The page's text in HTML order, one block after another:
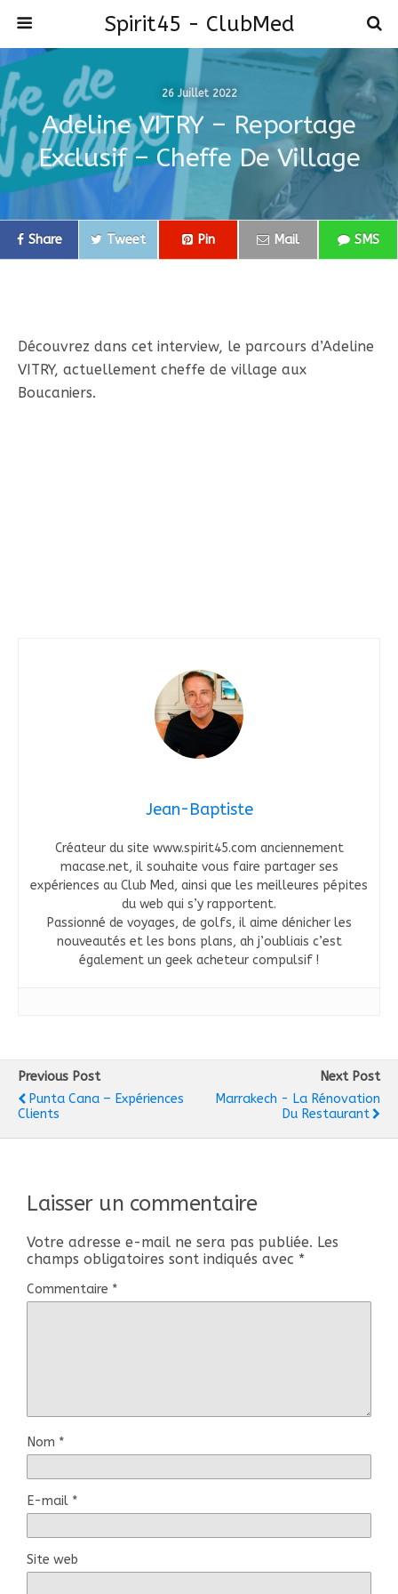
Spirit45 - ClubMed
26 Juillet 2022
Adeline VITRY – Reportage
Exclusif – Cheffe De Village
Share Tweet Pin Mail SMS
Découvrez dans cet interview, le parcours d’Adeline
VITRY, actuellement cheffe de village aux
Boucaniers.
Jean-Baptiste
Créateur du site www.spirit45.com anciennement
macase.net, il souhaite vous faire partager ses
expériences au Club Med, ainsi que les meilleures pépites
du web qui s’y rapportent.
Passionné de voyages, de golfs, il aime dénicher les
nouveautés et les bons plans, ah j’oubliais c’est
également un geek acheteur compulsif !
Previous Post
Punta Cana – Expériences
Clients
Next Post
Marrakech - La Rénovation
Du Restaurant
Laisser un commentaire
Votre adresse e-mail ne sera pas publiée. Les
champs obligatoires sont indiqués avec *
Commentaire *
Nom *
E-mail *
Site web